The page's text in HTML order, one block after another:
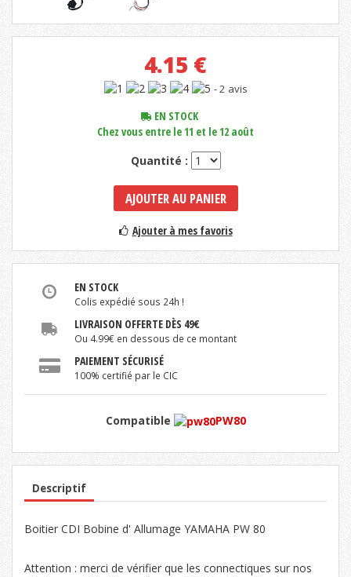
4.15 €
- 2 avis
EN STOCK
Chez vous entre le 11 et le 12 août
Quantité :
AJOUTER AU PANIER
Ajouter à mes favoris
EN STOCK
Colis expédié sous 24h !
LIVRAISON OFFERTE DÈS 49€
Ou 4.99€ en dessous de ce montant
PAIEMENT SÉCURISÉ
100% certifié par le CIC
Compatible PW80
Descriptif
Boitier CDI Bobine d' Allumage YAMAHA PW 80
Attention : merci de vérifier que les connectiques sur nos